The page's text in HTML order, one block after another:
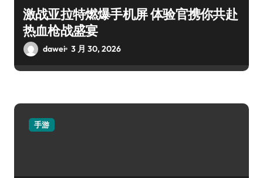
激战亚拉特燃爆手机屏 体验官携你共赴
热血枪战盛宴
dawei 3 月 30, 2026
手游